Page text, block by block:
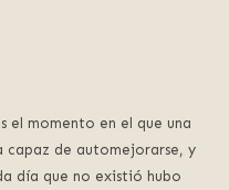
el momento en el que una
capaz de automejorarse, y
día que no existió hubo